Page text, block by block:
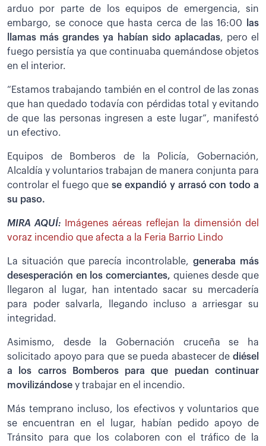
arduo por parte de los equipos de emergencia, sin
embargo, se conoce que hasta cerca de las 16:00
las
llamas más grandes ya habían sido aplacadas, pero el
fuego persistía ya que continuaba quemándose objetos
en el interior.
“Estamos trabajando también en el control de las zonas
que han quedado todavía con pérdidas total y evitando
de que las personas ingresen a este lugar”, manifestó
un efectivo.
Equipos de Bomberos de la Policía, Gobernación,
Alcaldía y voluntarios trabajan de manera conjunta para
controlar el fuego quese expandió y arrasó con todo a
su paso.
MIRA AQUÍ:
Imágenes aéreas reflejan la dimensión del
voraz incendio que afecta a la Feria Barrio Lindo
La situación que parecía incontrolable,generaba más
desesperación en los comerciantes, quienes desde que
llegaron al lugar, han intentado sacar su mercadería
para poder salvarla, llegando incluso a arriesgar su
integridad.
Asimismo, desde la Gobernación cruceña se ha
solicitado apoyo para que se pueda abastecer de diésel
a los carros Bomberos para que puedan continuar
movilizándose y trabajar en el incendio.
Más temprano incluso, los efectivos y voluntarios que
se encuentran en el lugar, habían pedido apoyo de
Tránsito para que los colaboren con el tráfico de la